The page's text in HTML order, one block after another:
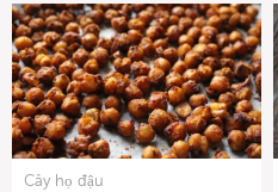
Cây họ đậu